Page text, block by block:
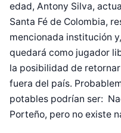
edad, Antony Silva,
Santa Fé de Colombia,
mencionada institución
quedará como jugador
la posibilidad de
fuera del país.
potables podrían ser:
Porteño, pero no existe